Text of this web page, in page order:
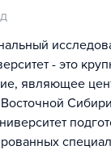
- это
являющее
Восточной